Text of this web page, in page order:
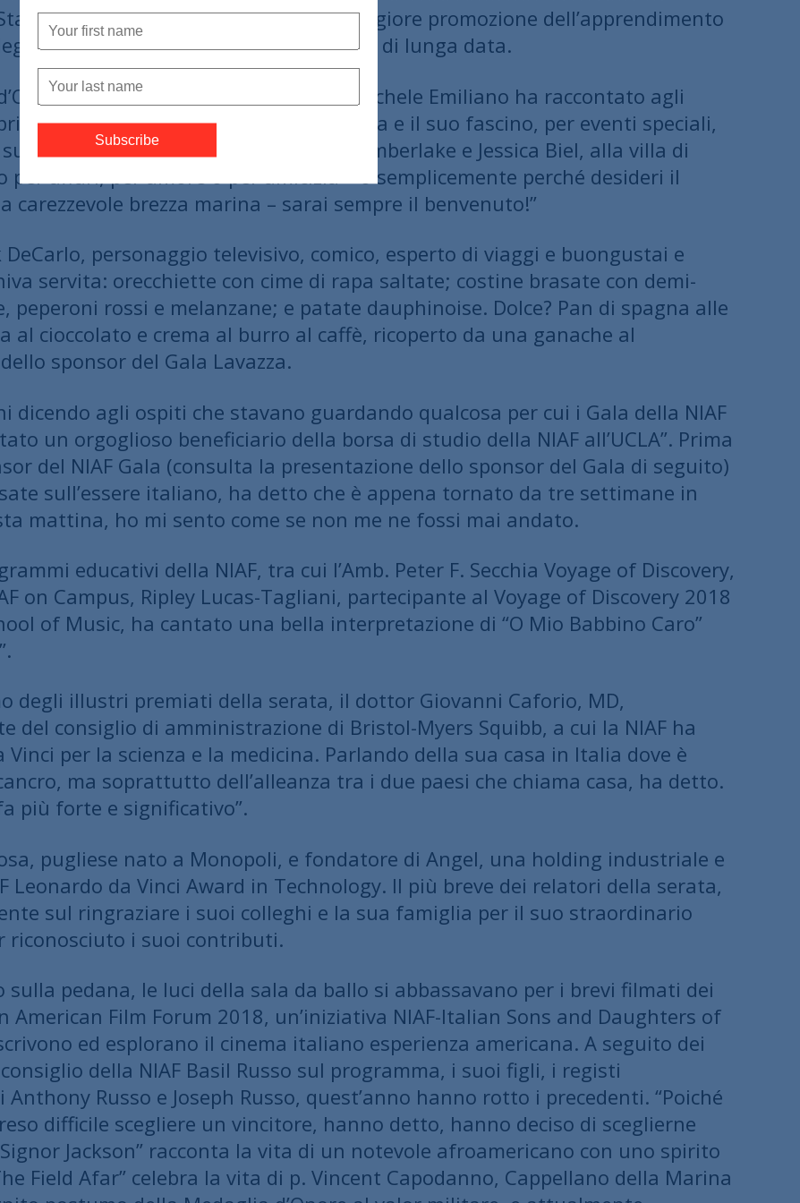
Uniti e l’Italia e ha chiesto una maggiore promozione dell’apprendimento
affari e il commercio tra i due alleati di lunga data.
il Presidente della Puglia On. Michele Emiliano ha raccontato agli
che vi si riversano per la sua bellezza e il suo fascino, per eventi speciali,
Instagram al matrimonio di Justin Timberlake e Jessica Biel, alla villa di
per affari, per amore o per amicizia – o semplicemente perché desideri il
carezzevole brezza marina – sarai sempre il benvenuto!”
personaggio televisivo, comico, esperto di viaggi e buongustai e
servita: orecchiette con cime di rapa saltate; costine brasate con demi-
rossi e melanzane; e patate dauphinoise. Dolce? Pan di spagna alle
al cioccolato e crema al burro al caffè, ricoperto da una ganache al
sponsor del Gala Lavazza.
dicendo agli ospiti che stavano guardando qualcosa per cui i Gala della NIAF
un orgoglioso beneficiario della borsa di studio della NIAF all’UCLA”. Prima
del NIAF Gala (consulta la presentazione dello sponsor del Gala di seguito)
sull’essere italiano, ha detto che è appena tornato da tre settimane in
mattina, ho mi sento come se non me ne fossi mai andato.
educativi della NIAF, tra cui l’Amb. Peter F. Secchia Voyage of Discovery,
on Campus, Ripley Lucas-Tagliani, partecipante al Voyage of Discovery 2018
of Music, ha cantato una bella interpretazione di “O Mio Babbino Caro”
degli illustri premiati della serata, il dottor Giovanni Caforio, MD,
del consiglio di amministrazione di Bristol-Myers Squibb, a cui la NIAF ha
per la scienza e la medicina. Parlando della sua casa in Italia dove è
ma soprattutto dell’alleanza tra i due paesi che chiama casa, ha detto.
più forte e significativo”.
pugliese nato a Monopoli, e fondatore di Angel, una holding industriale e
Leonardo da Vinci Award in Technology. Il più breve dei relatori della serata,
sul ringraziare i suoi colleghi e la sua famiglia per il suo straordinario
riconosciuto i suoi contributi.
pedana, le luci della sala da ballo si abbassavano per i brevi filmati dei
Film Forum 2018, un’iniziativa NIAF-Italian Sons and Daughters of
ed esplorano il cinema italiano esperienza americana. A seguito dei
della NIAF Basil Russo sul programma, i suoi figli, i registi
Russo e Joseph Russo, quest’anno hanno rotto i precedenti. “Poiché
difficile scegliere un vincitore, hanno detto, hanno deciso di sceglierne
Jackson” racconta la vita di un notevole afroamericano con uno spirito
Field Afar” celebra la vita di p. Vincent Capodanno, Cappellano della Marina